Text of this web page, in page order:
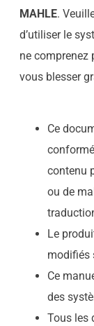
MAHLE.
d’utiliser le
ne comprenez
vous blesser
Ce
contenu
ou de
Le
modifiés
Ce
des
Tous les